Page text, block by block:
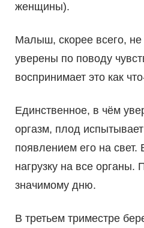
женщины).
Малыш, скорее всего, не
уверены по поводу
воспринимает это как
Единственное, в чём
оргазм, плод
появлением его на
нагрузку на все
значимому дню.
В третьем триместре